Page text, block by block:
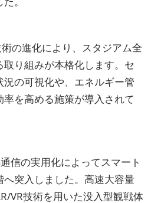
の進化により、スタジアム全
り組みが本格化します。セ
の可視化や、エネルギー管
を高める施策が導入されて
信の実用化によってスマート
へ突入しました。高速大容量
VR技術を用いた没入型観戦体